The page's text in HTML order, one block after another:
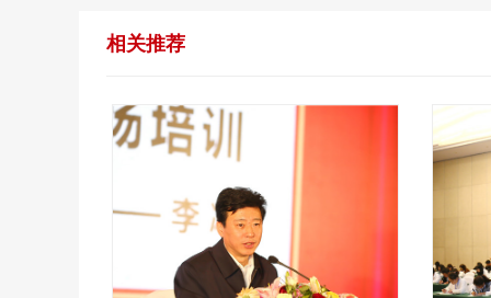
相关推荐